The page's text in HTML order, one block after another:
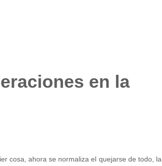
en la
cosa, ahora se normaliza el quejarse de todo, la